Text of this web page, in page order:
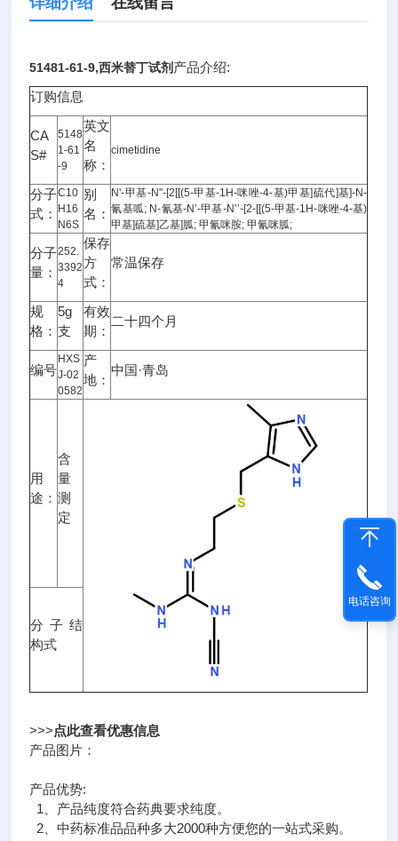
51481-61-9,西米替丁试剂 产品介绍:
订购信息
CA
S#
5148
1-61
-9
英文
名
称：
cimetidine
分子
式：
C10
H16
N6S
别
名：
N'-甲基-N"-[2[[(5-甲基-1H-咪唑-4-基)甲基]硫代]基]-N-
氰基呱; N-氰基-N’-甲基-N’’-[2-[[(5-甲基-1H-咪唑-4-基)
甲基]硫基]乙基]胍; 甲氰咪胺; 甲氰咪胍;
分子
量：
252.
3392
4
保存
方
式：
常温保存
规
格：
5g
支
有效
期：
二十四个月
编号
HXS
J-02
0582
产
地：
中国·青岛
用
途：
含
量
测
定
分子结
构式
>>>点此查看优惠信息
产品图片：
产品优势:
1、产品纯度符合药典要求纯度。
2、中药标准品品种多大2000种方便您的一站式采购。
电话咨询